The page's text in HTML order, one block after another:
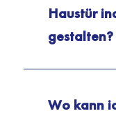
Haustür
gestalten?
Wo kann